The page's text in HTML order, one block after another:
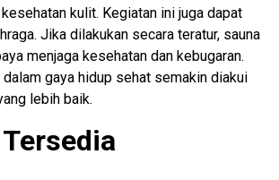
kulit. Kegiatan ini juga dapat
Jika dilakukan secara teratur, sauna
menjaga kesehatan dan kebugaran.
gaya hidup sehat semakin diakui
lebih baik.